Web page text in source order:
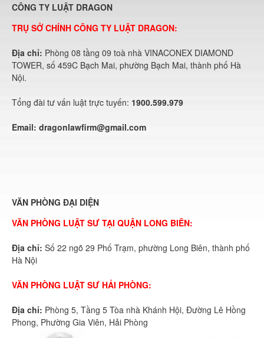
CÔNG TY LUẬT DRAGON
TRỤ SỞ CHÍNH CÔNG TY LUẬT DRAGON:
Địa chỉ: Phòng 08 tầng 09 toà nhà VINACONEX DIAMOND
TOWER, số 459C Bạch Mai, phường Bạch Mai, thành phố Hà
Nội.
Tổng đài tư vấn luật trực tuyến: 1900.599.979
Email: dragonlawfirm@gmail.com
VĂN PHÒNG ĐẠI DIỆN
VĂN PHÒNG LUẬT SƯ TẠI QUẬN LONG BIÊN:
Địa chỉ: Số 22 ngõ 29 Phố Trạm, phường Long Biên, thành phố
Hà Nội
VĂN PHÒNG LUẬT SƯ HẢI PHÒNG:
Địa chỉ: Phòng 5, Tầng 5 Tòa nhà Khánh Hội, Đường Lê Hồng
Phong, Phường Gia Viên, Hải Phòng